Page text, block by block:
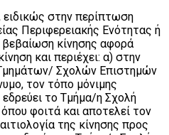
ειδικώς στην περίπτωση
Περιφερειακής Ενότητας ή
βεβαίωση κίνησης αφορά
και περιέχει: α) στην
Σχολών Επιστημών
τον τόπο μόνιμης
το Τμήμα/η Σχολή
φοιτά και αποτελεί τον
της κίνησης προς